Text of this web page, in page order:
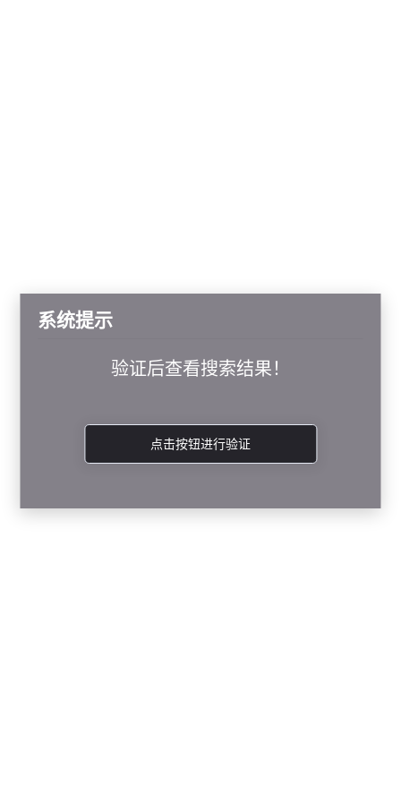
系统提示
验证后查看搜索结果！
点击按钮进行验证